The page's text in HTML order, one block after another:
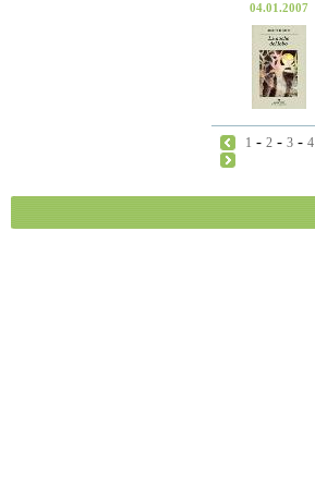
04.01.2007
1 -2 -3 -4